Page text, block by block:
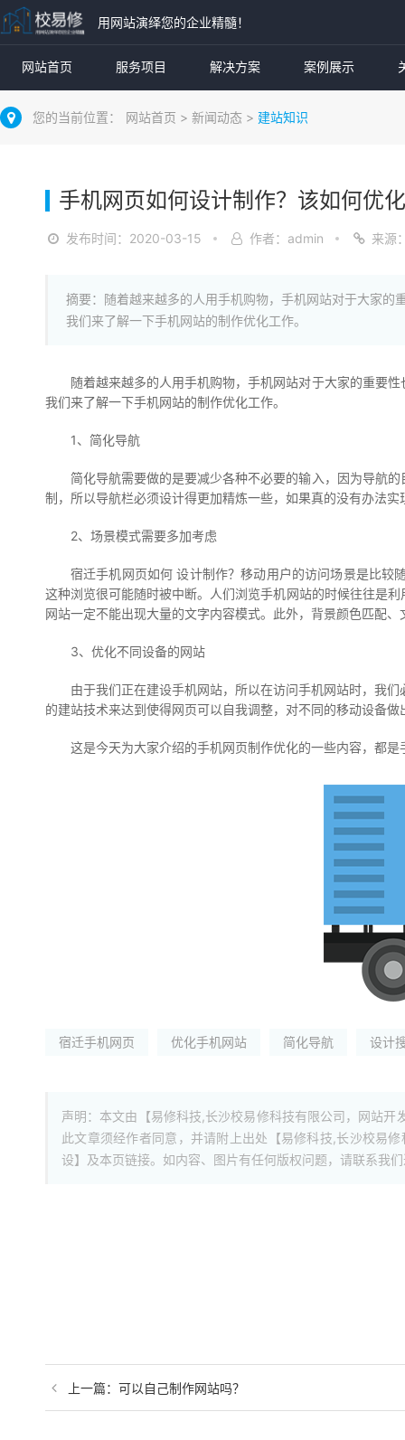
用网站演绎您的企业精髓！
网站首页 服务项目 解决方案 案例展示
您的当前位置： 网站首页 > 新闻动态 > 建站知识
手机网页如何设计制作？该如何优
发布时间：2020-03-15 作者：admin 来源
摘要：随着越来越多的人用手机购物，手机网站对于大家
我们来了解一下手机网站的制作优化工作。
随着越来越多的人用手机购物，手机网站对于大家的重要
我们来了解一下手机网站的制作优化工作。
1、简化导航
简化导航需要做的是要减少各种不必要的输入，因为导航
制，所以导航栏必须设计得更加精炼一些，如果真的没有办法
2、场景模式需要多加考虑
宿迁手机网页如何 设计制作？移动用户的访问场景是比较
这种浏览很可能随时被中断。人们浏览手机网站的时候往往是
网站一定不能出现大量的文字内容模式。此外，背景颜色匹配
3、优化不同设备的网站
由于我们正在建设手机网站，所以在访问手机网站时，我
的建站技术来达到使得网页可以自我调整，对不同的移动设备
这是今天为大家介绍的手机网页制作优化的一些内容，都
宿迁手机网页 优化手机网站 简化导航 设计
声明：本文由【易修科技,长沙校易修科技有限公司，网站
此文章须经作者同意，并请附上出处【易修科技,长沙校易
设】及本页链接。如内容、图片有任何版权问题，请联系我
上一篇：可以自己制作网站吗？